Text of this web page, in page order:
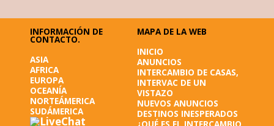
INFORMACIÓN DE
CONTACTO.
ASIA
AFRICA
EUROPA
OCEANÍA
NORTEÁMERICA
SUDÁMERICA
MAPA DE LA WEB
INICIO
ANUNCIOS
INTERCAMBIO DE CASAS,
INTERVAC DE UN
VISTAZO
NUEVOS ANUNCIOS
DESTINOS INESPERADOS